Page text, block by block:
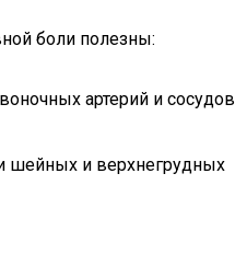
боли полезны:
артерий и сосудов
шейных и верхнегрудных